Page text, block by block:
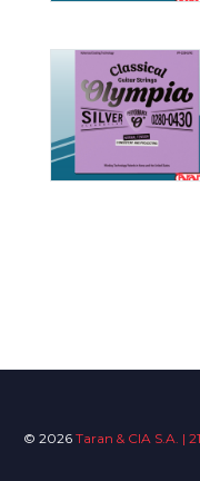
© 2026 Taran & CIA S.A. |